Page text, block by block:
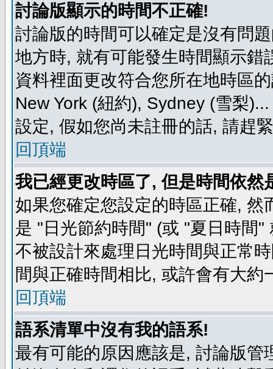
討論版顯示的時間不正確!
討論版的時間可以確定是沒有問
地方時, 就有可能發生時間顯示
資料裡面更改符合您所在地時區
New York (紐約), Sydney (雪梨
設定, 假如您尚未註冊的話, 請趕
回頂端
我已經更改時區了, 但是時間依然
如果您確定您設定的時區正確,
是 "日光節約時間" (或 "夏日時間
不被設計來處理日光時間與正常
間與正確時間相比, 或許會有大約
回頂端
語系清單中沒有我的語系!
最有可能的原因應該是, 討論版